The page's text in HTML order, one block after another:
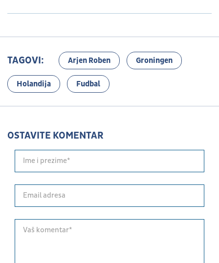
TAGOVI: Arjen Roben Groningen
Holandija Fudbal
OSTAVITE KOMENTAR